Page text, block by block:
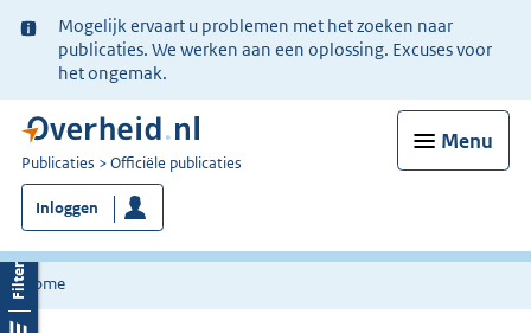
Ter
informatie:
Mogelijk ervaart u problemen met het zoeken naar
publicaties. We werken aan een oplossing. Excuses voor
het ongemak.
Menu
U
bent
nu
hier:
Publicaties Officiële publicaties
Inloggen
Home